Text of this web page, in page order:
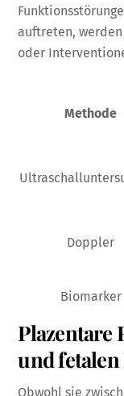
auftreten,
oder
Methode
Doppler
Biomarker
Plazentare
und
Obwohl sie